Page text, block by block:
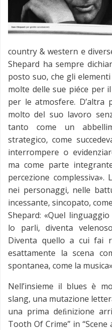
country & western e
Shepard ha sempre
posto suo, che gli
molte delle sue piéce per
per le atmosfere. D’altra
molto del suo lavoro
tanto come un
strategico, come
interrompere o
ma come parte
percezione
nei personaggi, nelle
incessante, sincopato,
Shepard: «Quel
lo parli, diventa
Diventa quello a cui fai
esattamente la scena
spontanea, come la
Nell’insieme il blues è
slang, una mutazione
una prima deﬁnizione
Tooth Of Crime” in